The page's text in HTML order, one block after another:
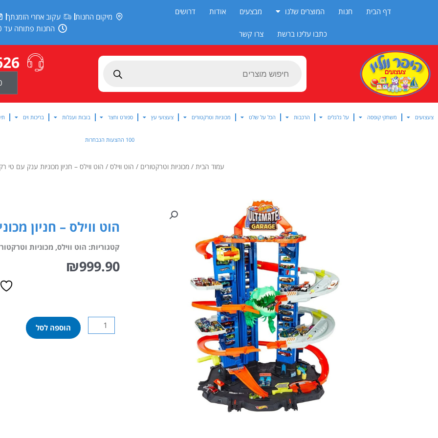
דף הבית חנות המוצרים שלנו מבצעים אודות דרושים
כתבו עלינו ברשת צרו קשר
מיקום החנות עקוב אחרי הזמנתך
החנות פתוחה עד 20:00
Products
צעצועים משחקי קופסה על גלגלים הרכבות הכל על שלט מכוניות וטרקטורים צעצועי עץ ספורט וחצר בובות ועגלות בריכות וים
100 ההצעות הנבחרות
עמוד הבית /מכוניות וטרקטורים / הוט ווילס / הוט ווילס – חניון מכוניות ענק עם טי
הוט ווילס – חניון
קטגוריות: הוט ווילס,מכוניות
₪999.90
כמות
של
הוספה לסל